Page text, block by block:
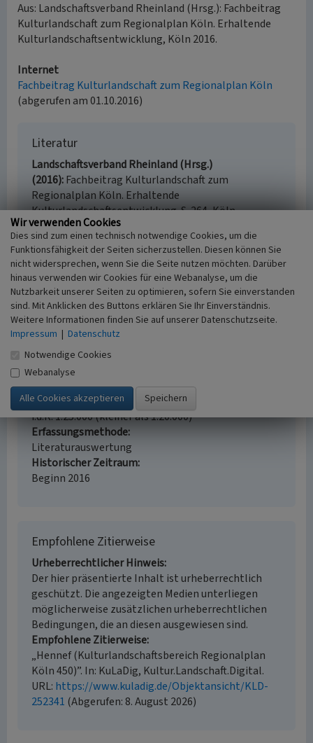
Aus: Landschaftsverband Rheinland (Hrsg.): Fachbeitrag
Kulturlandschaft zum Regionalplan Köln. Erhaltende
Kulturlandschaftsentwicklung, Köln 2016.
Internet
Fachbeitrag Kulturlandschaft zum Regionalplan Köln
(abgerufen am 01.10.2016)
Literatur
Landschaftsverband Rheinland (Hrsg.)
(2016) Fachbeitrag Kulturlandschaft zum
Regionalplan Köln. Erhaltende
Kulturlandschaftsentwicklung. S. 264, Köln.
Hennef (Kulturlandschaftsbereich Regionalplan
Köln 450)
Schlagwörter
Kulturlandschaftsbereich Gutshof Fabrik
(Baukomplex) Fabrikantenvilla
Fachsicht(en)
Kulturlandschaftspflege, Denkmalpflege,
Landeskunde, Raumplanung
Erfassungsmaßstab
i.d.R. 1:25.000 (kleiner als 1:20.000)
Erfassungsmethode
Literaturauswertung
Historischer Zeitraum
Beginn 2016
Empfohlene Zitierweise
Urheberrechtlicher Hinweis
Der hier präsentierte Inhalt ist urheberrechtlich
geschützt. Die angezeigten Medien unterliegen
möglicherweise zusätzlichen urheberrechtlichen
Bedingungen, die an diesen ausgewiesen sind.
Empfohlene Zitierweise
„Hennef (Kulturlandschaftsbereich Regionalplan
Köln 450)”. In: KuLaDig, Kultur.Landschaft.Digital.
URL: https://www.kuladig.de/Objektansicht/KLD-
252341 (Abgerufen: 8. August 2026)
Wir verwenden Cookies
Dies sind zum einen technisch notwendige Cookies, um die
Funktionsfähigkeit der Seiten sicherzustellen. Diesen können Sie
nicht widersprechen, wenn Sie die Seite nutzen möchten. Darüber
hinaus verwenden wir Cookies für eine Webanalyse, um die
Nutzbarkeit unserer Seiten zu optimieren, sofern Sie einverstanden
sind. Mit Anklicken des Buttons erklären Sie Ihr Einverständnis.
Weitere Informationen finden Sie auf unserer Datenschutzseite.
Impressum | Datenschutz
Notwendige Cookies
Webanalyse